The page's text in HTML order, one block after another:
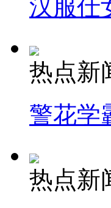
汉服仕
热点新
警花学
热点新